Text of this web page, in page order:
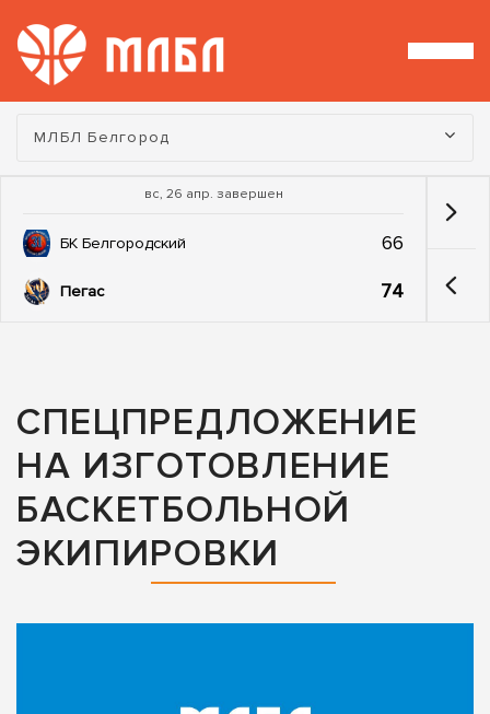
Турнир:
МЛБЛ Белгород
вс, 26 апр. завершен
БК Белгородский 66
Пегас 74
СПЕЦПРЕДЛОЖЕНИЕ
НА ИЗГОТОВЛЕНИЕ
БАСКЕТБОЛЬНОЙ
ЭКИПИРОВКИ